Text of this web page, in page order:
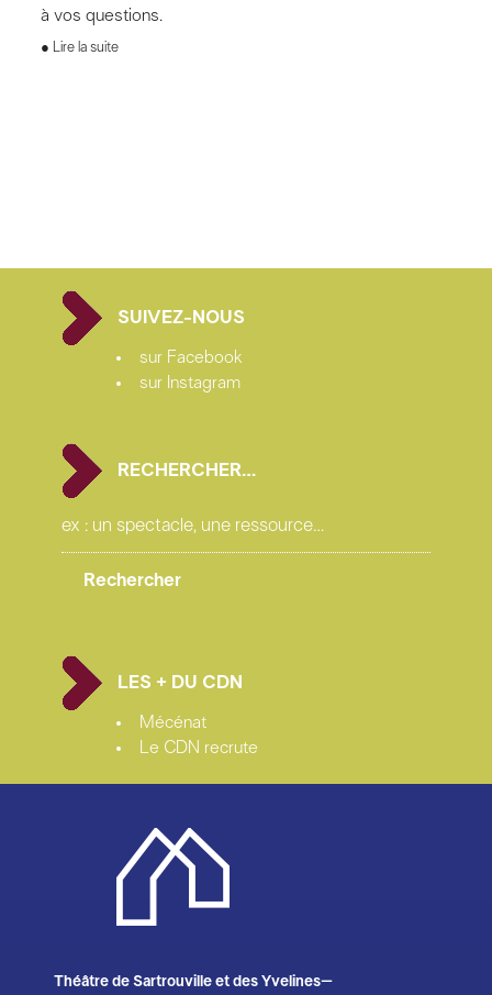
à vos questions.
Lire la suite
SUIVEZ-NOUS
sur Facebook
sur Instagram
RECHERCHER…
LES + DU CDN
Mécénat
Le CDN recrute
Théâtre de Sartrouville et des Yvelines–